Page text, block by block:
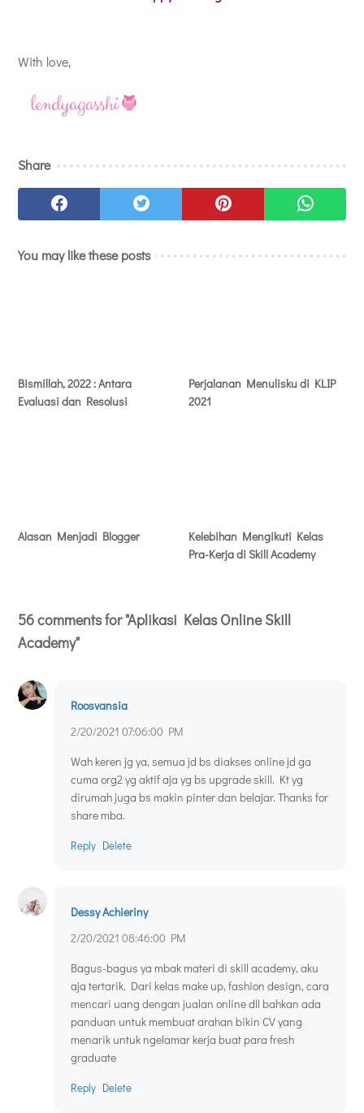
With love,
Share
You may like these posts
Bismillah, 2022 : Antara
Evaluasi dan Resolusi
Perjalanan Menulisku di KLIP
2021
Alasan Menjadi Blogger
Kelebihan Mengikuti Kelas
Pra-Kerja di Skill Academy
56 comments for "Aplikasi Kelas Online Skill
Academy"
Roosvansia
2/20/2021 07:06:00 PM
Wah keren jg ya, semua jd bs diakses online jd ga
cuma org2 yg aktif aja yg bs upgrade skill. Kt yg
dirumah juga bs makin pinter dan belajar. Thanks for
share mba.
Reply Delete
Dessy Achieriny
2/20/2021 08:46:00 PM
Bagus-bagus ya mbak materi di skill academy, aku
aja tertarik. Dari kelas make up, fashion design, cara
mencari uang dengan jualan online dll bahkan ada
panduan untuk membuat arahan bikin CV yang
menarik untuk ngelamar kerja buat para fresh
graduate
Reply Delete